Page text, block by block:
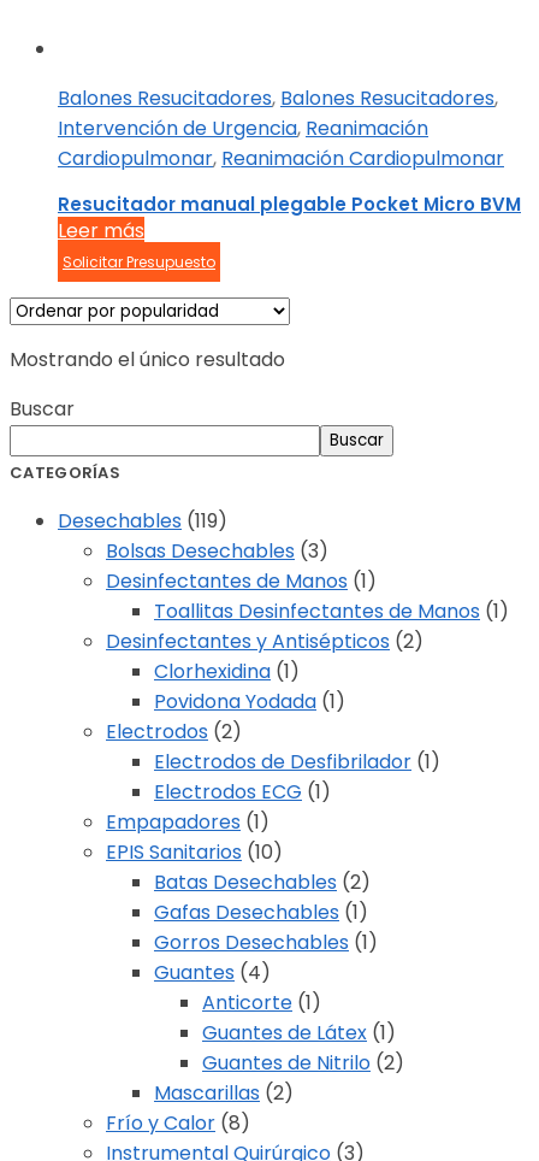
Balones Resucitadores, Balones Resucitadores,
Intervención de Urgencia, Reanimación
Cardiopulmonar, Reanimación Cardiopulmonar
Resucitador manual plegable Pocket Micro BVM
Leer más
Solicitar Presupuesto
Mostrando el único resultado
Buscar
Buscar
CATEGORÍAS
Desechables (119)
Bolsas Desechables (3)
Desinfectantes de Manos (1)
Toallitas Desinfectantes de Manos (1)
Desinfectantes y Antisépticos (2)
Clorhexidina (1)
Povidona Yodada (1)
Electrodos (2)
Electrodos de Desfibrilador (1)
Electrodos ECG (1)
Empapadores (1)
EPIS Sanitarios (10)
Batas Desechables (2)
Gafas Desechables (1)
Gorros Desechables (1)
Guantes (4)
Anticorte (1)
Guantes de Látex (1)
Guantes de Nitrilo (2)
Mascarillas (2)
Frío y Calor (8)
Instrumental Quirúrgico (3)